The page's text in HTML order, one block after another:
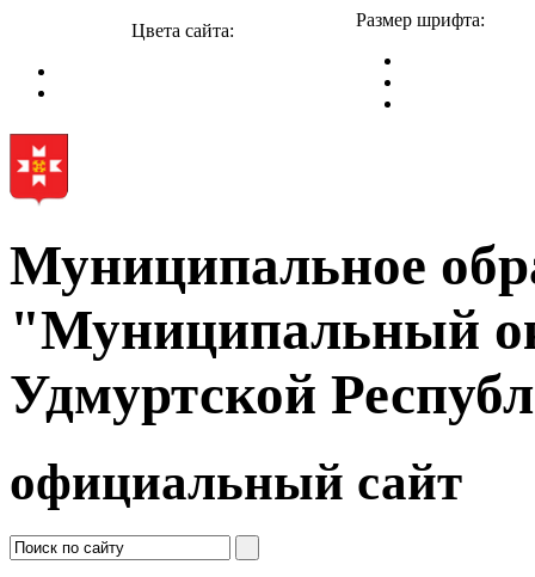
Цвета сайта:
Размер шрифта:
Муниципальное
"Муниципальный
Удмуртской
официальный сайт